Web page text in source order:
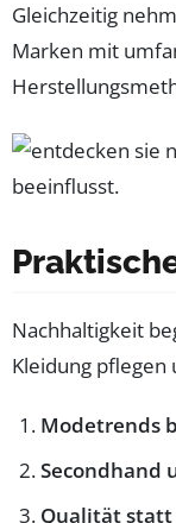
Gleichzeitig
Marken mit
Nachhaltigkeit
Kleidung
Modetrends
Secondhand
Qualität